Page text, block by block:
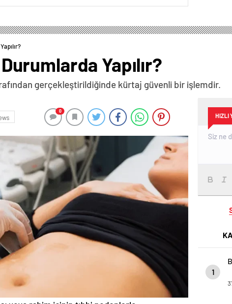
Yapılır?
gerçekleştirildiğinde kürtaj güvenli bir işlemdir.
0
HIZLI
1